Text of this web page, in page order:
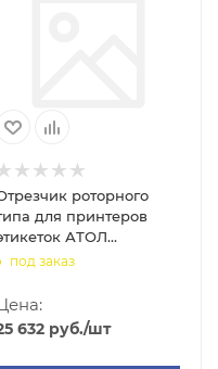
роторного
для принтеров
АТОЛ
TT44
под заказ
632 руб./шт